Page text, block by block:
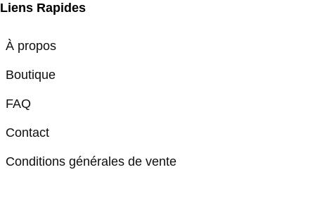
Liens Rapides
À propos
Boutique
FAQ
Contact
Conditions générales de vente